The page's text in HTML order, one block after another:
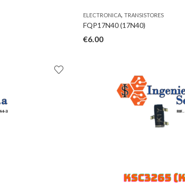
ELECTRONICA, TRANSISTORES
FQP17N40 (17N40)
€6.00